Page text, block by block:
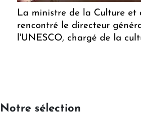
La ministre de la Culture et
rencontré le directeur
l'UNESCO, chargé de la
Notre sélection